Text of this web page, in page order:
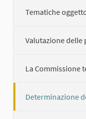
Tematiche
Valutazione delle
La Commissione
Determinazione